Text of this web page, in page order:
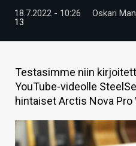
VIDEOT
HINTA.FI
KAUPPA
VAIHDA TEEMA
18.7.2022 - 10:26 Oskari
13
Testasimme niin
YouTube-videolle
hintaiset Arctis Nova